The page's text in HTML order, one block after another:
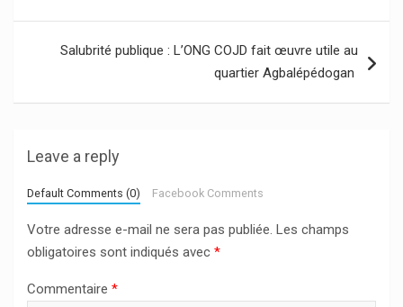
Salubrité publique : L’ONG COJD fait œuvre utile au
quartier Agbalépédogan
Leave a reply
Default Comments (0) Facebook Comments
Votre adresse e-mail ne sera pas publiée. Les champs
obligatoires sont indiqués avec *
Commentaire *